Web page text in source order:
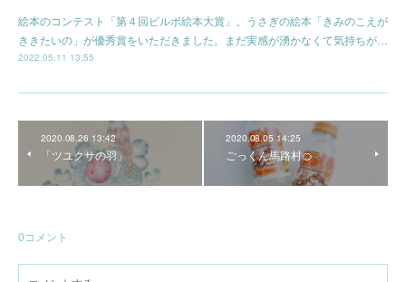
絵本のコンテスト「第４回ビルボ絵本大賞」。うさぎの絵本「きみのこえが
ききたいの」が優秀賞をいただきました。まだ実感が湧かなくて気持ちが…
2022.05.11 13:55
2020.08.26 13:42
「ツユクサの羽」
2020.08.05 14:25
ごっくん馬路村🍊
0コメント